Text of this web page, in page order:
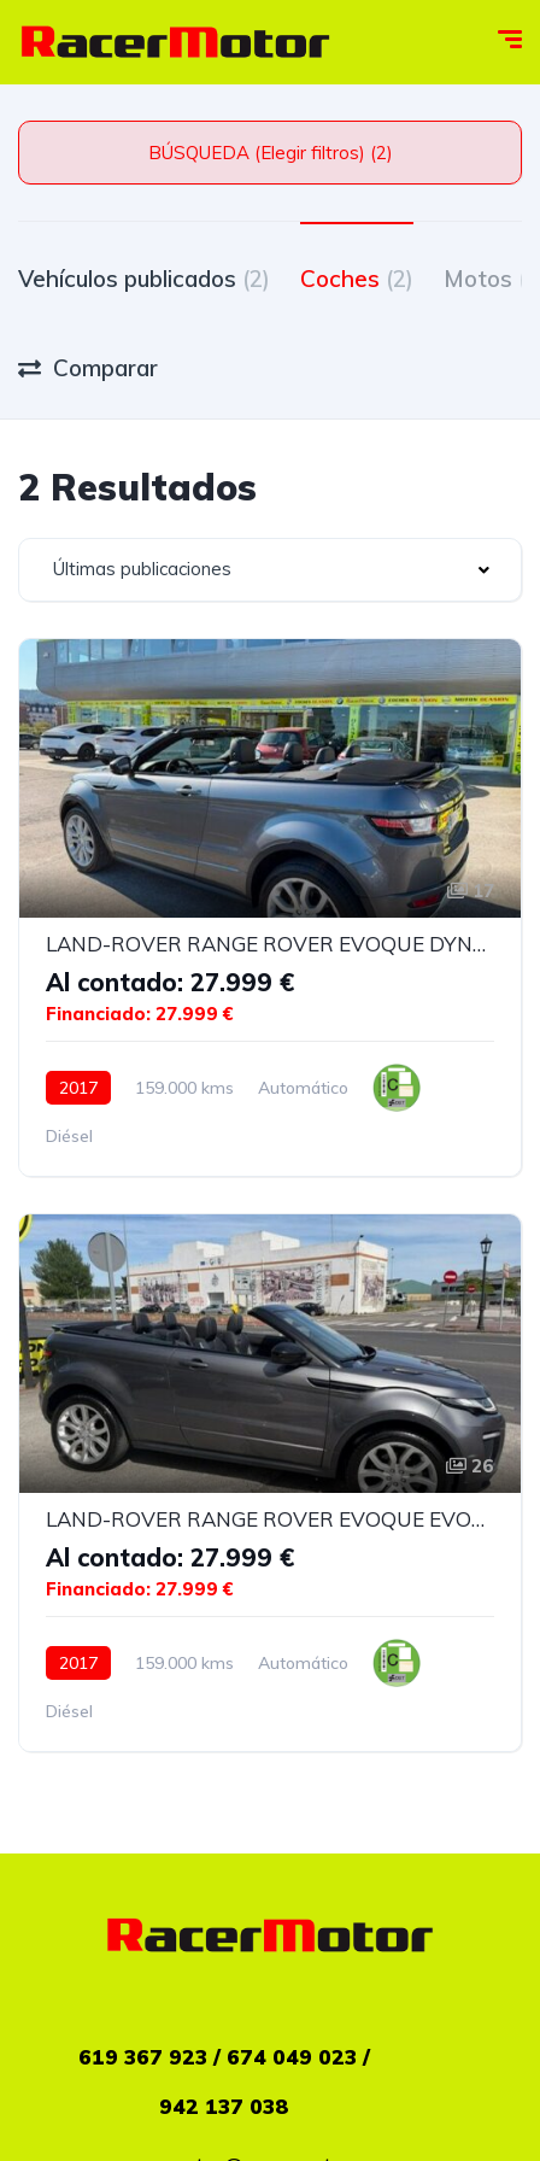
BÚSQUEDA (Elegir filtros) (2)
Vehículos publicados (2) Coches (2) Motos
Comparar
2 Resultados
Últimas publicaciones
17
LAND-ROVER RANGE ROVER EVOQUE DYNAMIQUE
Al contado: 27.999 €
Financiado: 27.999 €
2017 159.000 kms Automático
Diésel
26
LAND-ROVER RANGE ROVER EVOQUE EVOQUE CABRIOLET 2.0 TD4 HSE DYNAMIQUE
Al contado: 27.999 €
Financiado: 27.999 €
2017 159.000 kms Automático
Diésel
619 367 923 / 674 049 023 /
942 137 038